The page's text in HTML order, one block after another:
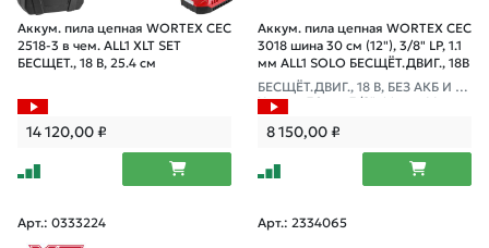
Аккум. пила цепная WORTEX CEC
2518-3 в чем. ALL1 XLT SET
БЕСЩЕТ., 18 В, 25.4 см
14 120,00₽
Аккум. пила цепная WORTEX CEC
3018 шина 30 см (12"), 3/8" LP, 1.1
мм ALL1 SOLO БЕСЩЁТ.ДВИГ., 18В
БЕСЩЁТ.ДВИГ., 18 В, БЕЗ АКБ И З
У, шина 30 см, 3/8", 1.1 мм, 44 звен
а; автосмазка
8 150,00₽
Арт.: 0333224 Арт.: 2334065